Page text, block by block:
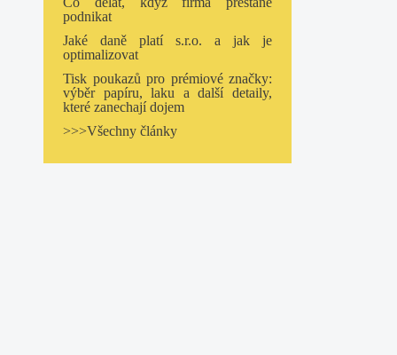
podnikat
Jaké daně platí s.r.o. a jak je
optimalizovat
Tisk poukazů pro prémiové značky:
výběr papíru, laku a další detaily,
které zanechají dojem
>>>Všechny články